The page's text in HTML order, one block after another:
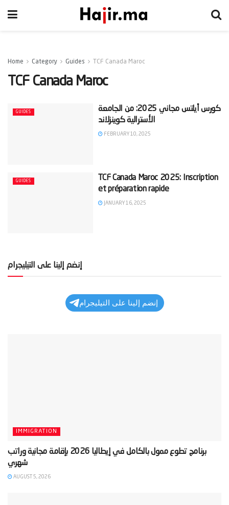
Home Category Guides TCF Canada Maroc
TCF Canada Maroc
GUIDES
‫كورس أيلتس مجاني 2025: من الجامعة
FEBRUARY 10, 2025
GUIDES
TCF Canada Maroc 2025: Inscription
et préparation rapide
JANUARY 16, 2025
إنضم إلينا على التيليجرام
إنضم إلينا على التيليجرام
IMMIGRATION
‫برنامج تطوع ممول بالكامل في إيطاليا 2026 بإقامة مجانية وراتب
شهري‬
AUGUST 5, 2026